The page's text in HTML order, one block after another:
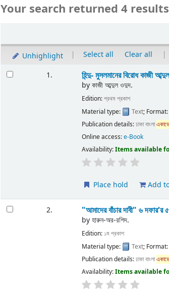
Your search returned 4
Unhighlight | Select all Clear all |
1.
হিন্দু- মুসলমানের বিরোধকাজী
byকাজী আব্দুল ওদুদ.
Edition:প্রথম প্রকাশ
Material type:
Text; Format:
Publication details:ঢাকাবাংলা
Online access:e-Book
Availability:Items available
Place hold Add
2. "আমাদের বাঁচার দাবী" ৬
byহারুন-অর-রশিদ.
Edition: ১ম প্রকাশ
Material type:
Text; Format:
Publication details:ঢাকাবাংলা
Availability:Items available